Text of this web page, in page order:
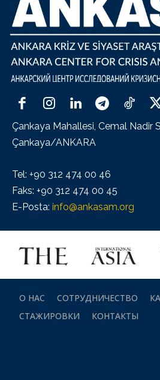
Çankaya Mahallesi, Cemal Nadir
Çankaya/ANKARA
Tel: +90 312 474 00 46
Faks: +90 312 474 00 45
E-Posta: info@ankasam.org
О НАС СОТРУДНИЧЕСТВО
СТАЖИРОВКИ
КОНТАКТЫ